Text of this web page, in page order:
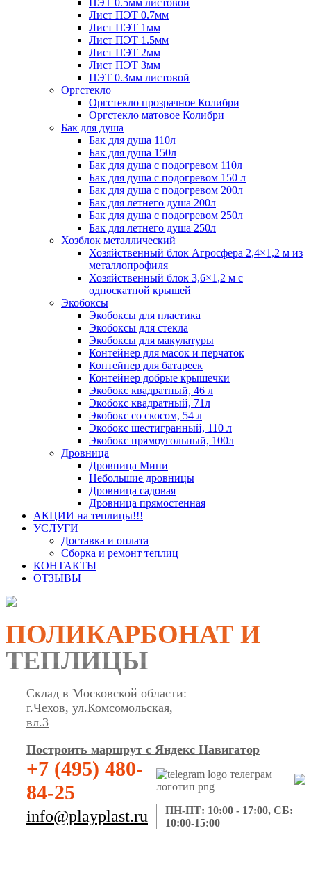
Лист ПЭТ 0.7мм
Лист ПЭТ 1мм
Лист ПЭТ 1.5мм
Лист ПЭТ 2мм
Лист ПЭТ 3мм
ПЭТ 0.3мм листовой
Оргстекло
Оргстекло прозрачное Колибри
Оргстекло матовое Колибри
Бак для душа
Бак для душа 110л
Бак для душа 150л
Бак для душа с подогревом 110л
Бак для душа с подогревом 150 л
Бак для душа с подогревом 200л
Бак для летнего душа 200л
Бак для душа с подогревом 250л
Бак для летнего душа 250л
Хозблок металлический
Хозяйственный блок Агросфера 2,4×1,2 м из
металлопрофиля
Хозяйственный блок 3,6×1,2 м с
односкатной крышей
Экобоксы
Экобоксы для пластика
Экобоксы для стекла
Экобоксы для макулатуры
Контейнер для масок и перчаток
Контейнер для батареек
Контейнер добрые крышечки
Экобокс квадратный, 46 л
Экобокс квадратный, 71л
Экобокс со скосом, 54 л
Экобокс шестигранный, 110 л
Экобокс прямоугольный, 100л
Дровница
Дровница Мини
Небольшие дровницы
Дровница садовая
Дровница прямостенная
АКЦИИ на теплицы!!!
УСЛУГИ
Доставка и оплата
Сборка и ремонт теплиц
КОНТАКТЫ
ОТЗЫВЫ
ПОЛИКАРБОНАТ И
ТЕПЛИЦЫ
Склад в Московской области:
г.Чехов, ул.Комсомольская,
вл.3
Построить маршрут с Яндекс Навигатор
+7 (495) 480-
84-25
info@playplast.ru
ПН-ПТ: 10:00 - 17:00, СБ:
10:00-15:00